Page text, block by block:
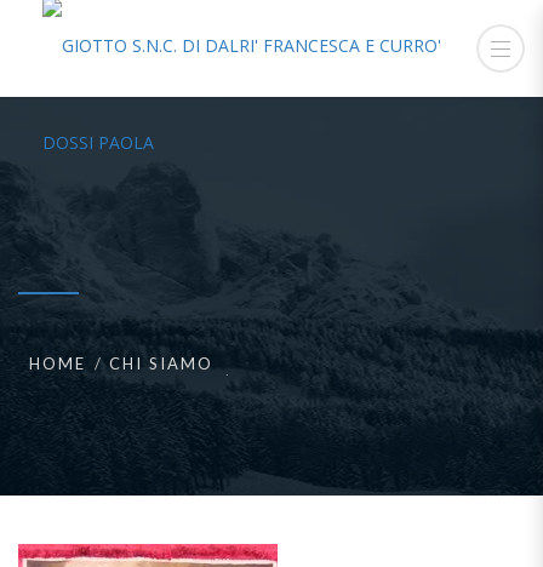
HOME CHI SIAMO